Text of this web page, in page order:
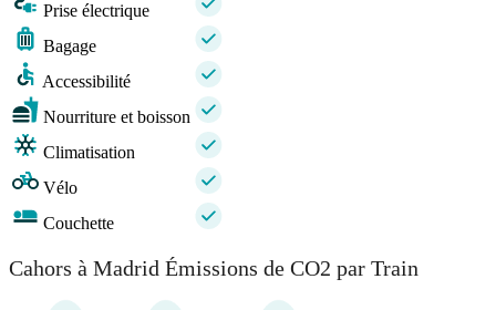
Prise électrique
Bagage
Accessibilité
Nourriture et boisson
Climatisation
Vélo
Couchette
Cahors à Madrid Émissions de CO2 par Train